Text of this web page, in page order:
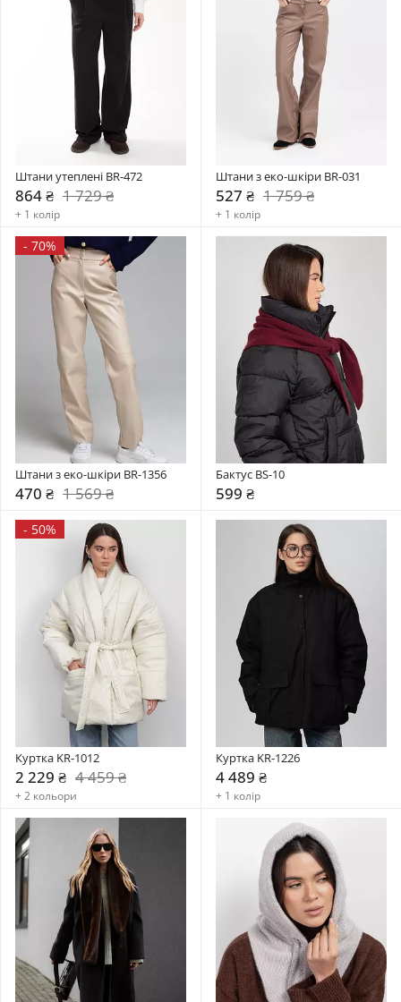
Штани утеплені BR-472
864 ₴ 1 729 ₴
+ 1 колір
Штани з еко-шкіри BR-031
527 ₴ 1 759 ₴
+ 1 колір
- 70%
Штани з еко-шкіри BR-1356
470 ₴ 1 569 ₴
Бактус BS-10
599 ₴
- 50%
Куртка KR-1012
2 229 ₴ 4 459 ₴
+ 2 кольори
Куртка KR-1226
4 489 ₴
+ 1 колір